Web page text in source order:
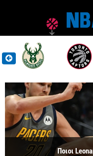
Ποιοι